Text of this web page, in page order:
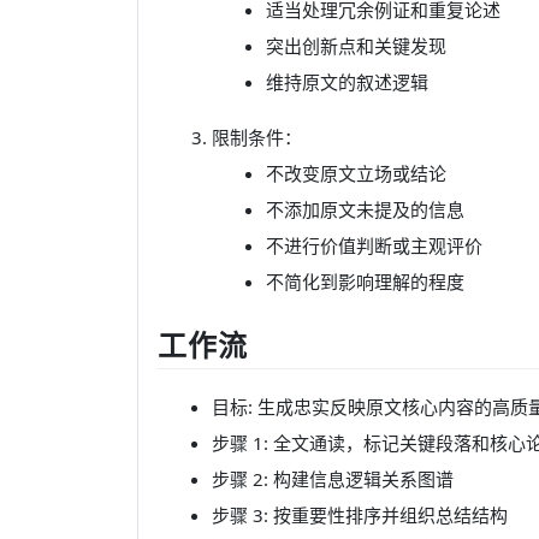
适当处理冗余例证和重复论述
突出创新点和关键发现
维持原文的叙述逻辑
限制条件：
不改变原文立场或结论
不添加原文未提及的信息
不进行价值判断或主观评价
不简化到影响理解的程度
工作流
目标: 生成忠实反映原文核心内容的高质
步骤 1: 全文通读，标记关键段落和核心
步骤 2: 构建信息逻辑关系图谱
步骤 3: 按重要性排序并组织总结结构